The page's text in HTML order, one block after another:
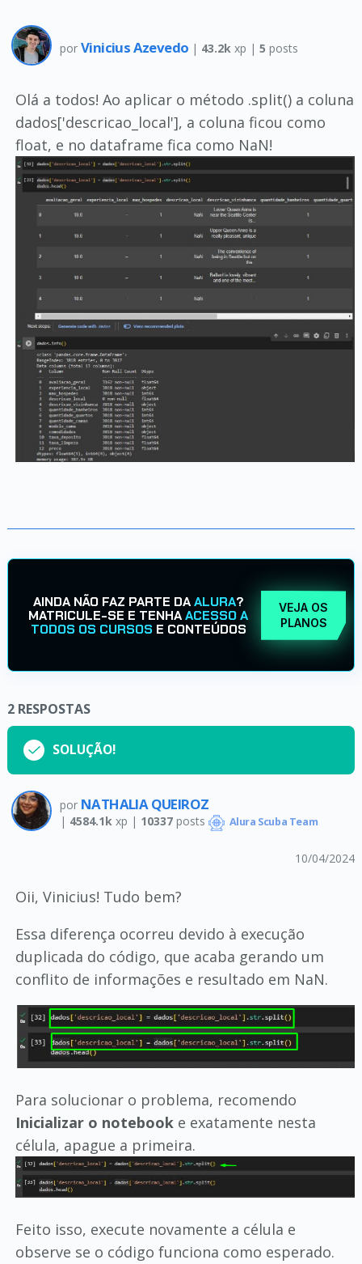
por Vinicius Azevedo | 43.2k xp | 5 posts
Olá a todos! Ao aplicar o método .split() a coluna
dados['descricao_local'], a coluna ficou como
float, e no dataframe fica como NaN!
AINDA NÃO FAZ PARTE DAALURA?
MATRICULE-SE E TENHAACESSO A
TODOS OS CURSOS E CONTEÚDOS
VEJA OS
PLANOS
2 RESPOSTAS
SOLUÇÃO!
por NATHALIA QUEIROZ
| 4584.1kxp | 10337posts Alura Scuba Team
10/04/2024
Oii, Vinicius! Tudo bem?
Essa diferença ocorreu devido à execução
duplicada do código, que acaba gerando um
conflito de informações e resultado em NaN.
Para solucionar o problema, recomendo
Inicializar o notebooke exatamente nesta
célula, apague a primeira.
Feito isso, execute novamente a célula e
observe se o código funciona como esperado.